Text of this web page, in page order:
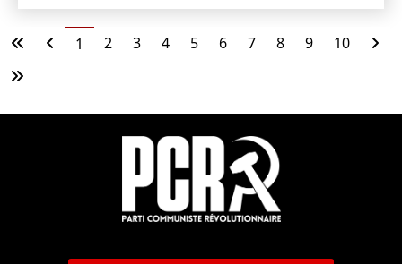
1 2 3 4 5 6 7 8 9 10